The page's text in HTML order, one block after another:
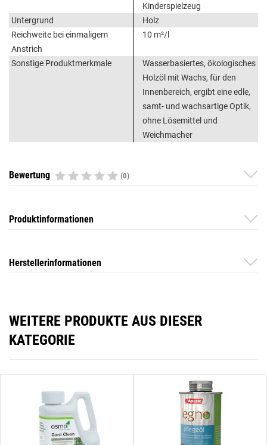
Kinderspielzeug
Untergrund
Holz
Reichweite bei einmaligem
Anstrich
10 m²/l
Sonstige Produktmerkmale
Wasserbasiertes, ökologisches
Holzöl mit Wachs, für den
Innenbereich, ergibt eine edle,
samt- und wachsartige Optik,
ohne Lösemittel und
Weichmacher
Bewertung (0)
Produktinformationen
Herstellerinformationen
WEITERE PRODUKTE AUS DIESER
KATEGORIE